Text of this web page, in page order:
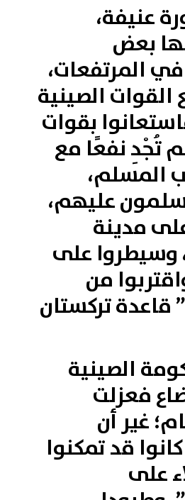
عنيفة،
بعض
المرتفعات،
الصينية
بقوات
تُجْدِ نفعًا مع
المسلم،
عليهم،
مدينة
وسيطروا على
من
تركستان
الصينية
فعزلت
غير أن
قد تمكنوا
على